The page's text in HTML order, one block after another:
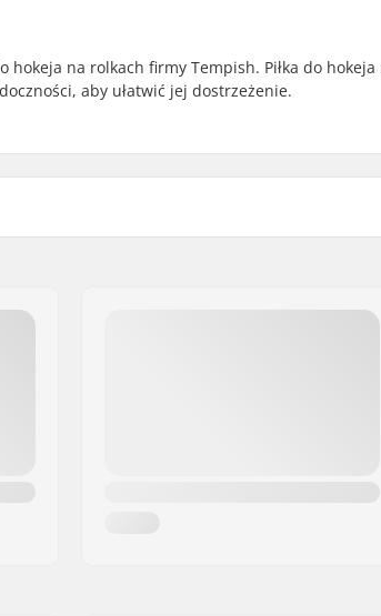
hokeja na rolkach firmy Tempish. Piłka do
aby ułatwić jej dostrzeżenie.